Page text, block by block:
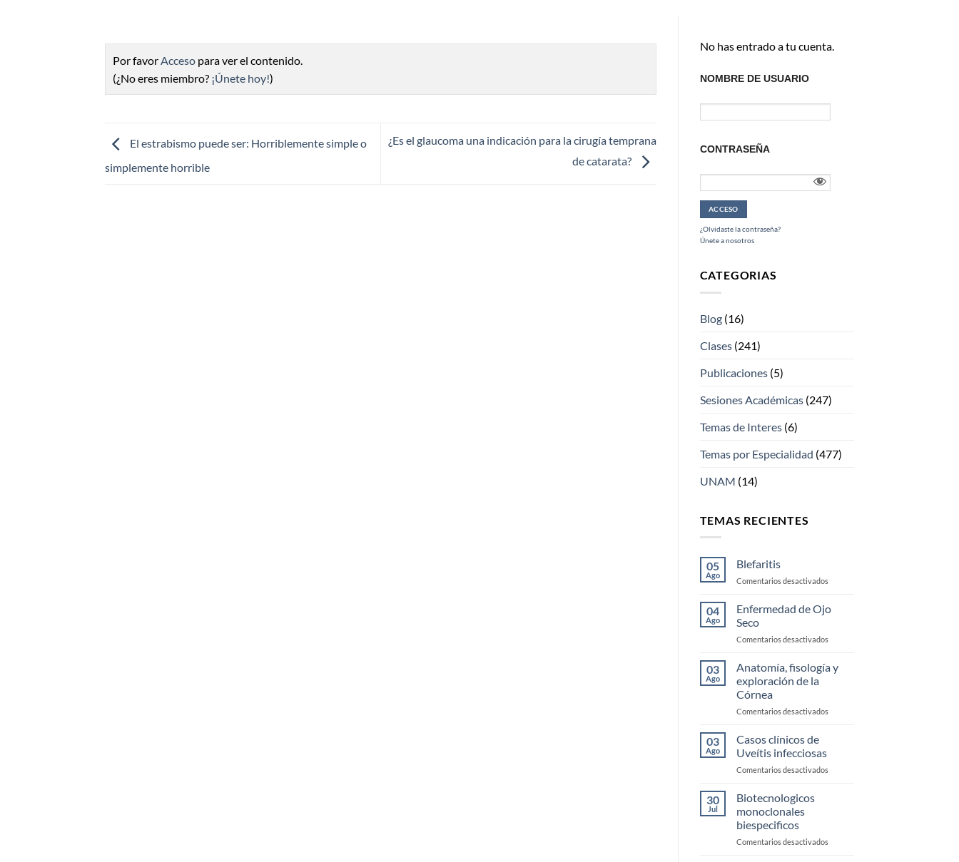
Por favorAcceso para ver el contenido.
(¿No eres miembro? ¡Únete hoy!)
El estrabismo puede ser: Horriblemente simple o
simplemente horrible
¿Es el glaucoma una indicación para la cirugía temprana
de catarata?
No has entrado a tu cuenta.
NOMBRE DE USUARIO
CONTRASEÑA
¿Olvidaste la contraseña?
Únete a nosotros
CATEGORIAS
Blog(16)
Clases(241)
Publicaciones(5)
Sesiones Académicas(247)
Temas de Interes(6)
Temas por Especialidad (477)
UNAM (14)
TEMAS RECIENTES
05
Ago
Blefaritis
Comentarios desactivadosen
04
Ago
Enfermedad de Ojo
Seco
Comentarios desactivadosen
Ojo
03
Ago
Anatomía, fisología y
exploración de la
Córnea
Comentarios desactivadosen
de
03
Ago
Casos clínicos de
Uveítis infecciosas
Comentarios desactivadosen
30
Jul
Biotecnologicos
monoclonales
biespecificos
Comentarios desactivadosen